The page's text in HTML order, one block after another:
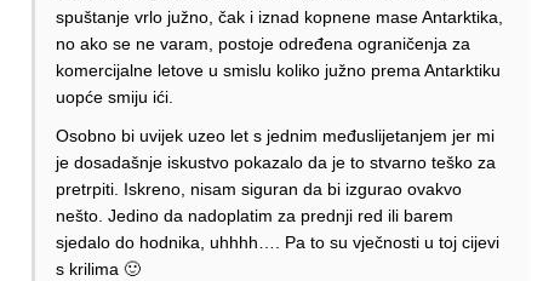
spuštanje vrlo južno, čak i iznad kopnene mase Antarktika,
no ako se ne varam, postoje određena ograničenja za
komercijalne letove u smislu koliko južno prema Antarktiku
uopće smiju ići.
Osobno bi uvijek uzeo let s jednim međuslijetanjem jer mi
je dosadašnje iskustvo pokazalo da je to stvarno teško za
pretrpiti. Iskreno, nisam siguran da bi izgurao ovakvo
nešto. Jedino da nadoplatim za prednji red ili barem
sjedalo do hodnika, uhhhh…. Pa to su vječnosti u toj cijevi
s krilima 🙂